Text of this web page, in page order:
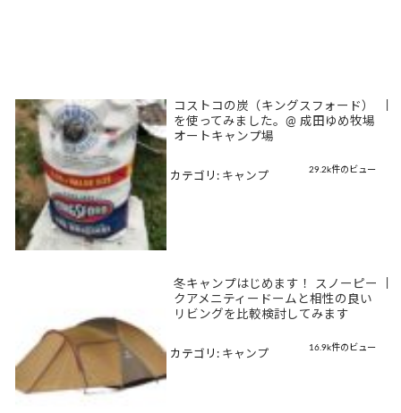
コストコの炭（キングスフォード）
を使ってみました。@ 成田ゆめ牧場
オートキャンプ場
29.2k件のビュー
カテゴリ: キャンプ
冬キャンプはじめます！ スノーピー
クアメニティードームと相性の良い
リビングを比較検討してみます
16.9k件のビュー
カテゴリ: キャンプ